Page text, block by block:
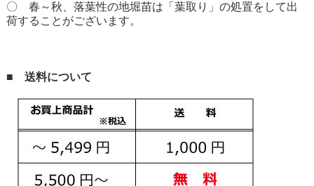
〇 春～秋、落葉性の地堀苗は「葉取り」の処置をして出
荷することがございます。
■ 送料について